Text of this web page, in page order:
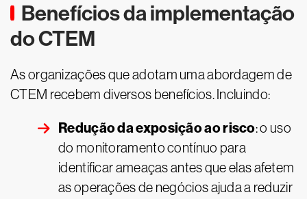
Benefícios da implementação
do CTEM
As organizações que adotam uma abordagem de
CTEM recebem diversos benefícios. Incluindo:
Redução da exposição ao risco: o uso
do monitoramento contínuo para
identificar ameaças antes que elas afetem
as operações de negócios ajuda a reduzir